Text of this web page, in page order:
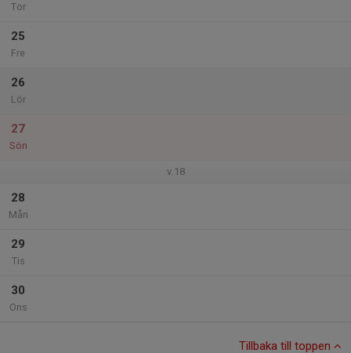
Tor
25
Fre
26
Lör
27
Sön
v.18
28
Mån
29
Tis
30
Ons
Tillbaka till toppen